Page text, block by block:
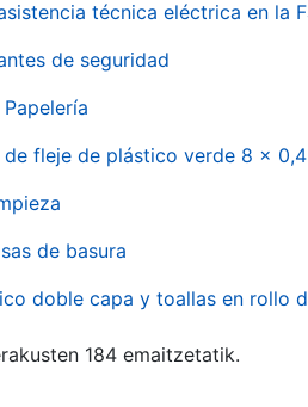
técnica eléctrica en la
de seguridad
de fleje de plástico verde 8 x
de basura
doble capa y toallas en rollo
184 emaitzetatik.